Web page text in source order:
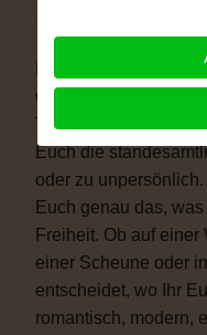
Immer mehr Paare
wirklich zu ihnen
Trauung nicht das
Euch die
oder zu
Euch genau das,
Freiheit. Ob auf
einer Scheune oder
entscheidet, wo Ihr
romantisch, modern,